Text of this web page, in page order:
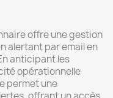
offre une gestion
alertant par email en
anticipant les
opérationnelle
permet une